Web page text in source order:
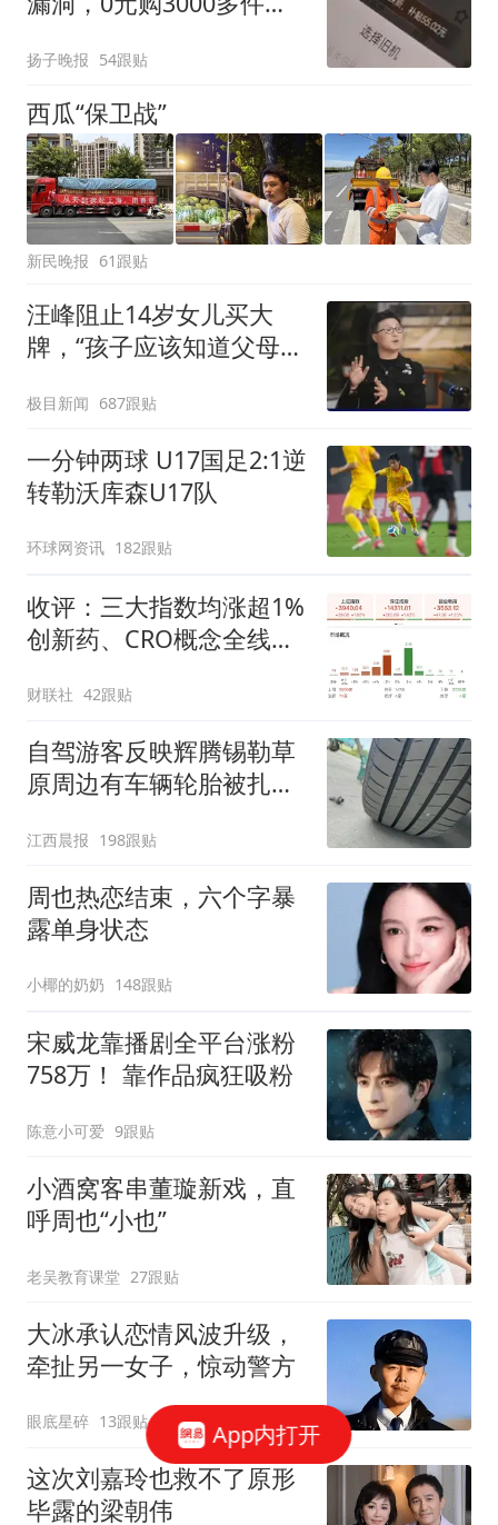
扬子晚报 54跟贴
西瓜“保卫战”
新民晚报 61跟贴
汪峰阻止14岁女儿买大
牌，“孩子应该知道父母的
都在淘宝
极目新闻 687跟贴
一分钟两球 U17国足2:1逆
转勒沃库森U17队
环球网资讯 182跟贴
收评：三大指数均涨超1%
创新药、CRO概念全线走
财联社 42跟贴
自驾游客反映辉腾锡勒草
原周边有车辆轮胎被扎，
元，官方发布情况通报
江西晨报 198跟贴
周也热恋结束，六个字暴
露单身状态
小椰的奶奶 148跟贴
宋威龙靠播剧全平台涨粉
758万！ 靠作品疯狂吸粉
陈意小可爱 9跟贴
小酒窝客串董璇新戏，直
呼周也“小也”
老吴教育课堂 27跟贴
大冰承认恋情风波升级，
牵扯另一女子，惊动警方
眼底星碎 13跟贴
这次刘嘉玲也救不了原形
毕露的梁朝伟
App内打开